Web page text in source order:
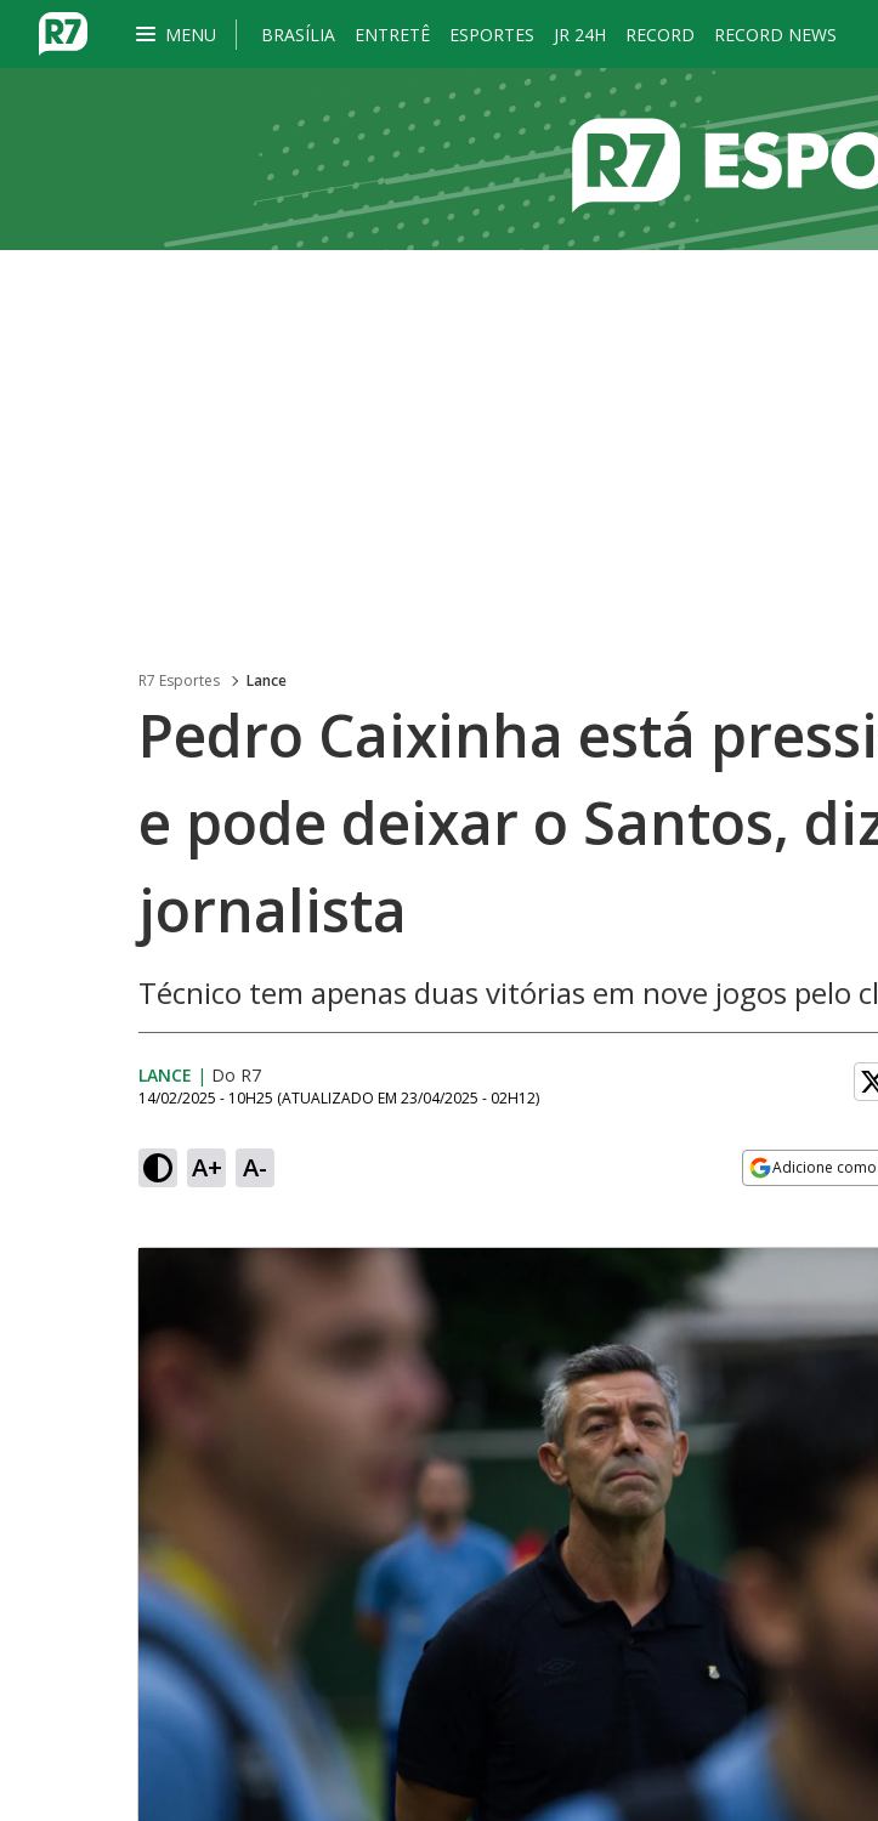
MENU BRASÍLIA ENTRETÊ ESPORTES JR 24H RECORD RECORD NEWS
R7 Esportes Lance
Pedro Caixinha está
e pode deixar o Santos,
jornalista
Técnico tem apenas duas vitórias em nove jogos pelo
LANCE | Do R7
14/02/2025 - 10H25 (ATUALIZADO EM 23/04/2025 - 02H12)
A+ A- Adicione